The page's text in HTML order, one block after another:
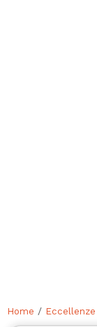
Home / Eccellenze